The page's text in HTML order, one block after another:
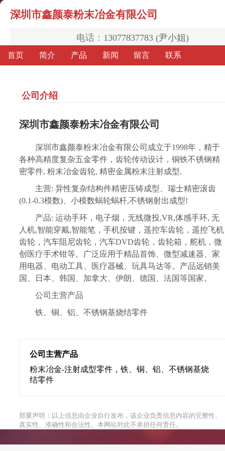
深圳市鑫颜泰粉末冶金有限公司
电话： 13077837783 (尹小姐)
首页 简介 产品 新闻 留言 联系
公司介绍
深圳市鑫颜泰粉末冶金有限公司
深圳市鑫颜泰粉末冶金有限公司成立于1998年，精于
各种高精度复杂五金零件，齿轮传动设计，铜铁不锈钢精
密零件, 粉末冶金齿轮, 精密金属粉末注射成型.
主营: 异性复杂结构件精密压铸成型、瑞士精密滚齿
(0.1-0.3模数)、小模数蜗轮蜗杆,不锈钢射出成型!
产品: 运动手环，电子烟，无线微投,VR,体感手环, 无
人机,智能穿戴,智能笔，手机按键，遥控车齿轮，遥控飞机
齿轮，汽车阻尼齿轮，汽车DVD齿轮，齿轮箱，舵机，微
创医疗手术钳等。广泛应用于精品首饰、微型减速器、家
用电器、电动工具、医疗器械、玩具马达等。产品远销美
国、日本、韩国、加拿大、伊朗、德国、法国等国家。
公司主营产品
铁、铜、铝、不锈钢基烧结零件
公司主营产品
粉末冶金-注射成型零件，铁、铜、铝、不锈钢基烧
结零件
郑重声明：以上信息由企业自行发布，该企业负责信息内容的完整性、
真实性、准确性和合法性。本网站对此不承担任何责任。